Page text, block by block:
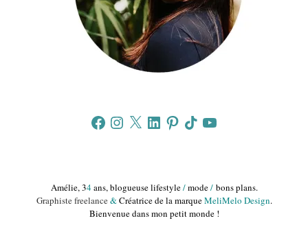
FacebookInstagram
X LinkedInPinterestTikTokYouTube
Amélie, 34ans, blogueuse lifestyle/mode/bons plans.
Graphiste freelance&Créatrice de la marqueMeliMelo Design.
Bienvenue dans mon petit monde !